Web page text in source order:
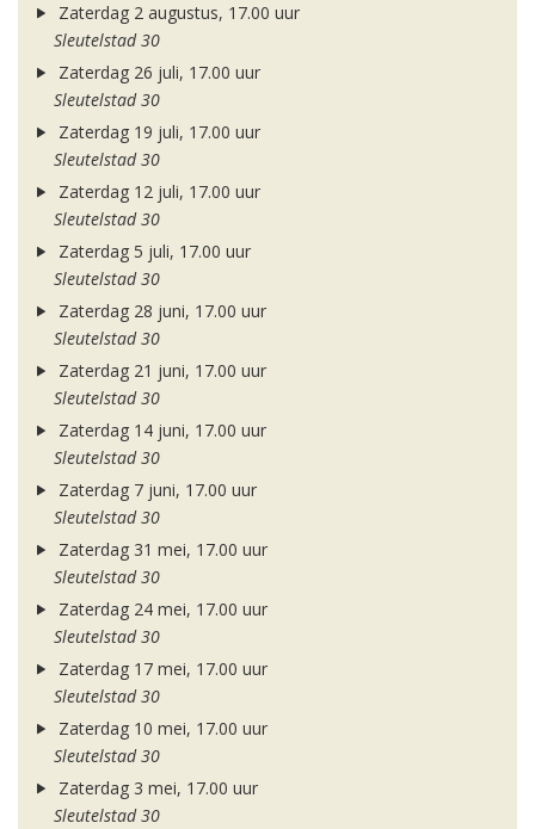
Zaterdag 2 augustus, 17.00 uur
Sleutelstad 30
Zaterdag 26 juli, 17.00 uur
Sleutelstad 30
Zaterdag 19 juli, 17.00 uur
Sleutelstad 30
Zaterdag 12 juli, 17.00 uur
Sleutelstad 30
Zaterdag 5 juli, 17.00 uur
Sleutelstad 30
Zaterdag 28 juni, 17.00 uur
Sleutelstad 30
Zaterdag 21 juni, 17.00 uur
Sleutelstad 30
Zaterdag 14 juni, 17.00 uur
Sleutelstad 30
Zaterdag 7 juni, 17.00 uur
Sleutelstad 30
Zaterdag 31 mei, 17.00 uur
Sleutelstad 30
Zaterdag 24 mei, 17.00 uur
Sleutelstad 30
Zaterdag 17 mei, 17.00 uur
Sleutelstad 30
Zaterdag 10 mei, 17.00 uur
Sleutelstad 30
Zaterdag 3 mei, 17.00 uur
Sleutelstad 30